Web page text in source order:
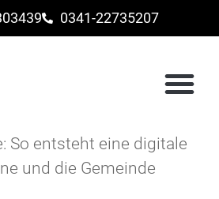
0341-22735207
So entsteht eine digitale
und die Gemeinde